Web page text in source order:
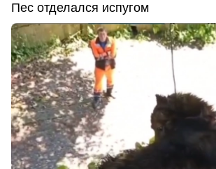
Пес отделался испугом